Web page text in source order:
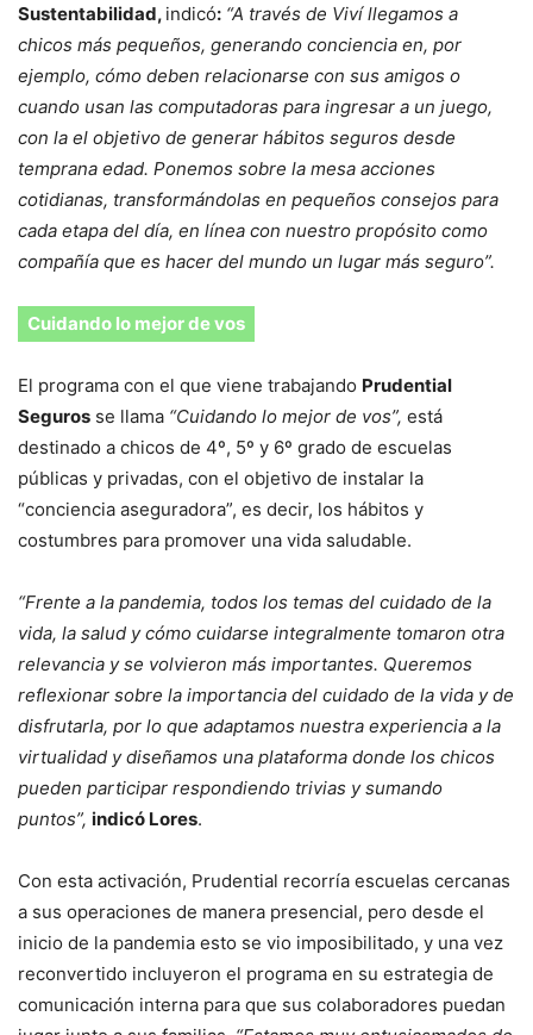
Sustentabilidad, indicó: “A través de Viví llegamos a
chicos más pequeños, generando conciencia en, por
ejemplo, cómo deben relacionarse con sus amigos o
cuando usan las computadoras para ingresar a un juego,
con la el objetivo de generar hábitos seguros desde
temprana edad. Ponemos sobre la mesa acciones
cotidianas, transformándolas en pequeños consejos para
cada etapa del día, en línea con nuestro propósito como
compañía que es hacer del mundo un lugar más seguro”.
Cuidando lo mejor de vos
El programa con el que viene trabajando Prudential
Seguros se llama “Cuidando lo mejor de vos”, está
destinado a chicos de 4º, 5º y 6º grado de escuelas
públicas y privadas, con el objetivo de instalar la
“conciencia aseguradora”, es decir, los hábitos y
costumbres para promover una vida saludable.
“Frente a la pandemia, todos los temas del cuidado de la
vida, la salud y cómo cuidarse integralmente tomaron otra
relevancia y se volvieron más importantes. Queremos
reflexionar sobre la importancia del cuidado de la vida y de
disfrutarla, por lo que adaptamos nuestra experiencia a la
virtualidad y diseñamos una plataforma donde los chicos
pueden participar respondiendo trivias y sumando
puntos”, indicó Lores.
Con esta activación, Prudential recorría escuelas cercanas
a sus operaciones de manera presencial, pero desde el
inicio de la pandemia esto se vio imposibilitado, y una vez
reconvertido incluyeron el programa en su estrategia de
comunicación interna para que sus colaboradores puedan